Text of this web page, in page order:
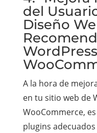
del
Diseño
A la hora de
en tu sitio web de
WooCommerce,
plugins